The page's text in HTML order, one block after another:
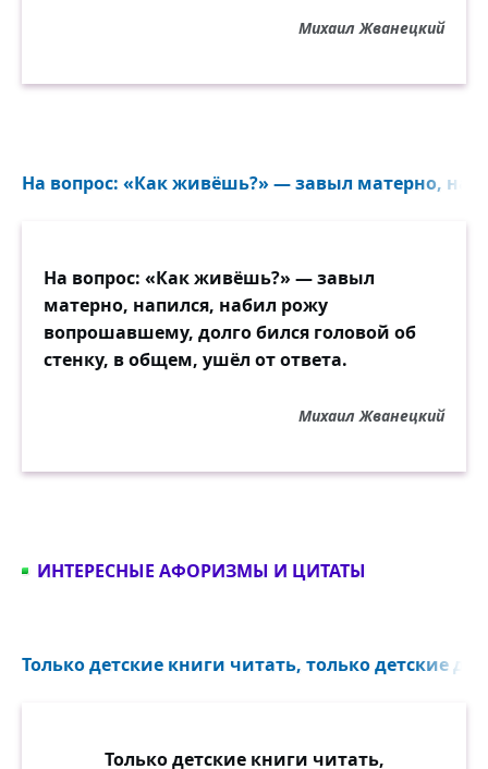
Михаил Жванецкий
На вопрос: «Как живёшь?» — завыл матерно,
На вопрос: «Как живёшь?» — завыл
матерно, напился, набил рожу
вопрошавшему, долго бился головой об
стенку, в общем, ушёл от ответа.
Михаил Жванецкий
ИНТЕРЕСНЫЕ АФОРИЗМЫ И ЦИТАТЫ
Только детские книги читать, только детские
Только детские книги читать,